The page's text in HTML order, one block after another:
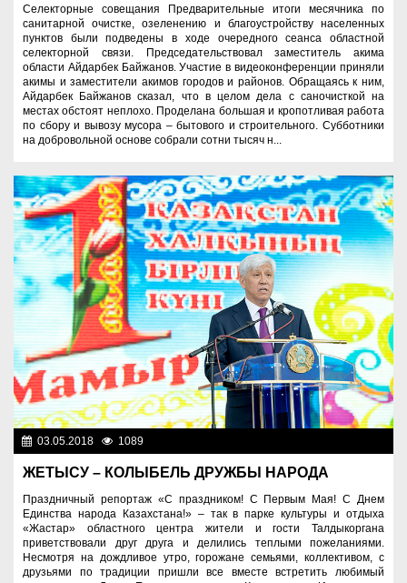
Селекторные совещания Предварительные итоги месячника по
санитарной очистке, озеленению и благоустройству населенных
пунктов были подведены в ходе очередного сеанса областной
селекторной связи. Председательствовал заместитель акима
области Айдарбек Байжанов. Участие в видеоконференции приняли
акимы и заместители акимов городов и районов. Обращаясь к ним,
Айдарбек Байжанов сказал, что в целом дела с саночисткой на
местах обстоят неплохо. Проделана большая и кропотливая работа
по сбору и вывозу мусора – бытового и строительного. Субботники
на добровольной основе собрали сотни тысяч н...
03.05.2018 1089
ЖЕТЫСУ – КОЛЫБЕЛЬ ДРУЖБЫ НАРОДА
Праздничный репортаж «С праздником! С Первым Мая! С Днем
Единства народа Казахстана!» – так в парке культуры и отдыха
«Жастар» областного центра жители и гости Талдыкоргана
приветствовали друг друга и делились теплыми пожеланиями.
Несмотря на дождливое утро, горожане семьями, коллективом, с
друзьями по традиции пришли все вместе встретить любимый